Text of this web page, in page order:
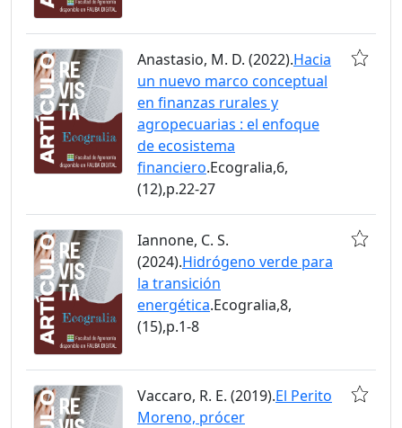
Anastasio, M. D. (2022).Hacia
un nuevo marco conceptual
en finanzas rurales y
agropecuarias : el enfoque
de ecosistema
financiero.Ecogralia,6,
(12),p.22-27
Iannone, C. S.
(2024).Hidrógeno verde para
la transición
energética.Ecogralia,8,
(15),p.1-8
Vaccaro, R. E. (2019).El Perito
Moreno, prócer